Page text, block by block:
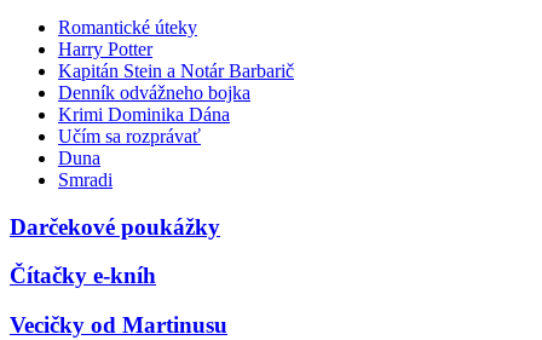
Romantické úteky
Harry Potter
Kapitán Stein a Notár Barbarič
Denník odvážneho bojka
Krimi Dominika Dána
Učím sa rozprávať
Duna
Smradi
Darčekové poukážky
Čítačky e-kníh
Vecičky od Martinusu